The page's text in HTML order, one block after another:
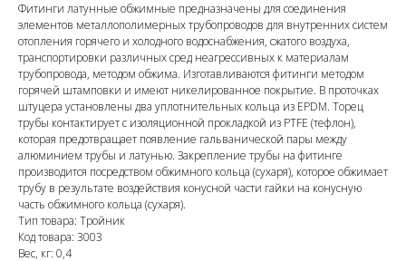
Фитинги латунные обжимные предназначены для соединения
элементов металлополимерных трубопроводов для внутренних систем
отопления горячего и холодного водоснабжения, сжатого воздуха,
транспортировки различных сред неагрессивных к материалам
трубопровода, методом обжима. Изготавливаются фитинги методом
горячей штамповки и имеют никелированное покрытие. В проточках
штуцера установлены два уплотнительных кольца из EPDM. Торец
трубы контактирует с изоляционной прокладкой из PTFE (тефлон),
которая предотвращает появление гальванической пары между
алюминием трубы и латунью. Закрепление трубы на фитинге
производится посредством обжимного кольца (сухаря), которое обжимает
трубу в результате воздействия конусной части гайки на конусную
часть обжимного кольца (сухаря).
Тип товара: Тройник
Код товара: 3003
Вес, кг: 0,4